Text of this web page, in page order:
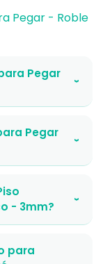
Pegar - Roble
Pegar
›
Pegar
›
- 3mm?
›
para